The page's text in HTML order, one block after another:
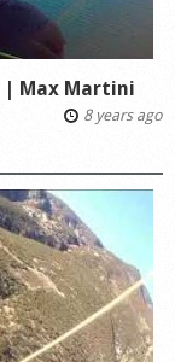
| Max Martini
8 years ago